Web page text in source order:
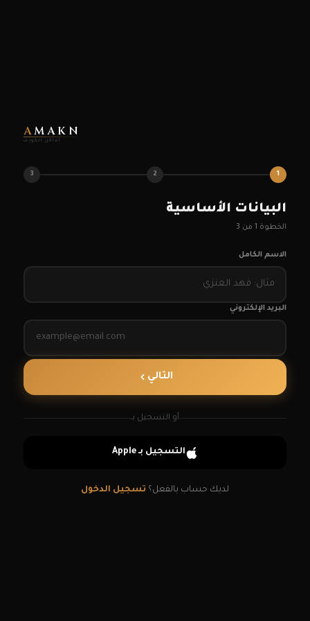
AMAKN
أماكن الكويت
1
2
3
البيانات الأساسية
الخطوة 1 من 3
الاسم الكامل
البريد الإلكتروني
التالي
أو التسجيل بـ
التسجيل بـ Apple
لديك حساب بالفعل؟ تسجيل الدخول